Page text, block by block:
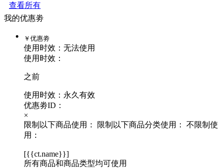
查看所有
我的优惠劵
￥ 优惠劵
使用时效： 无法使用
使用时效：
之前
使用时效：永久有效
优惠劵ID：
×
限制以下商品使用：
限制以下商品分类使用：
不限制使
用：
[{{ct.name}}]
所有商品和商品类型均可使用